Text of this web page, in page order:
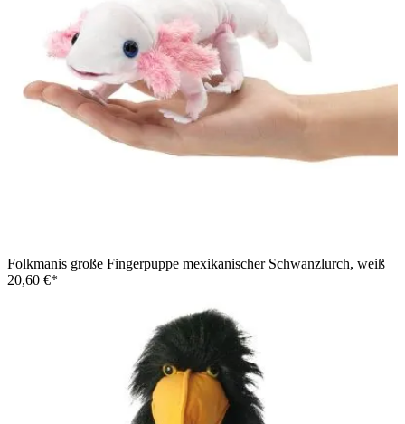
Folkmanis große Fingerpuppe mexikanischer Schwanzlurch, weiß
20,60 €*